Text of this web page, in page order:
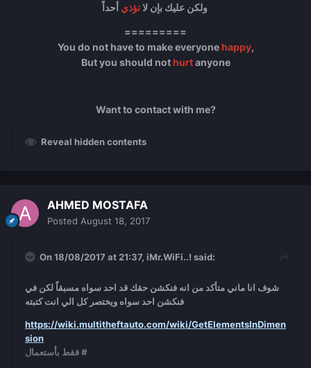
ولكن عليك بإن لاتؤذي أحداً
=========
You do not have to make everyonehappy,
But you should nothurtanyone
Want to contact with me?
Reveal hidden contents
AHMED MOSTAFA
Posted August 18, 2017
On 18/08/2017 at 21:37, iMr.WiFi..! said:
شوف انا ماني متأكد من انه فنكشن حقك قد احد سواه مسبقاً لكن في
فنكشن احد سواه ويختصر كل الي انت كتبته
https://wiki.multitheftauto.com/wiki/GetElementsInDimen
sion
فقط بأستعمال #